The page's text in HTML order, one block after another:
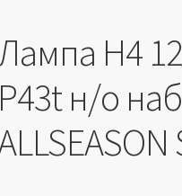
H4
P43t н/о